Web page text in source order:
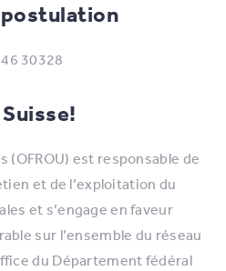
30328
(OFROU) est responsable de
et de l’exploitation du
et s’engage en faveur
sur l’ensemble du réseau
du Département fédéral